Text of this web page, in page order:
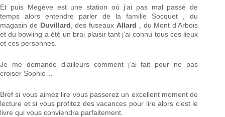
Et puis Megève est une station où j’ai pas mal passé de
temps alors entendre parler de la famille Socquet , du
magasin de Duvillard , des fuseaux Allard , du Mont d’Arbois
et du bowling a été un brai plaisir tant j’ai connu tous ces lieux
et ces personnes.
Je me demande d’ailleurs comment j’ai fait pour ne pas
croiser Sophie…
Bref si vous aimez lire vous passerez un excellent moment de
lecture et si vous profitez des vacances pour lire alors c’est le
livre qui vous conviendra parfaitement.